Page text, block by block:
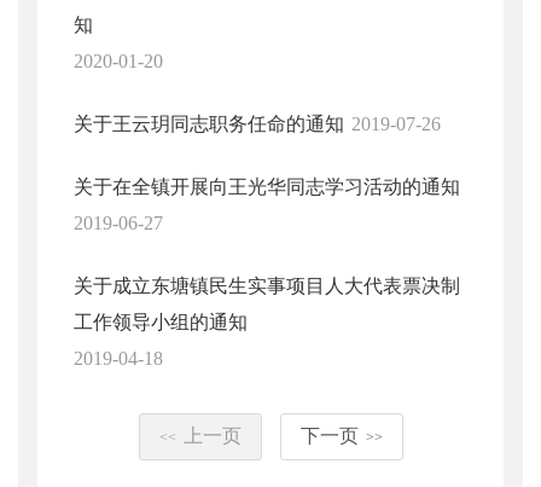
知
2020-01-20
关于王云玥同志职务任命的通知 2019-07-26
关于在全镇开展向王光华同志学习活动的通知
2019-06-27
关于成立东塘镇民生实事项目人大代表票决制
工作领导小组的通知
2019-04-18
<< 上一页 下一页 >>